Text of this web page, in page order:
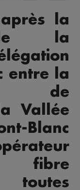
la
de la
entre la
de
Vallée
Blanc
fibre
toutes